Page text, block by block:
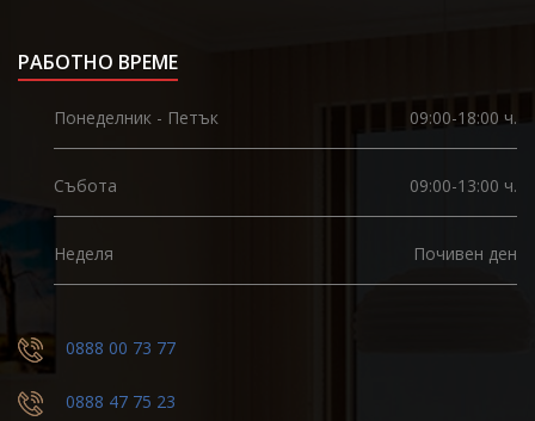
РАБОТНО ВРЕМЕ
Понеделник - Петък 09:00-18:00 ч.
Събота 09:00-13:00 ч.
Неделя Почивен ден
0888 00 73 77
0888 47 75 23